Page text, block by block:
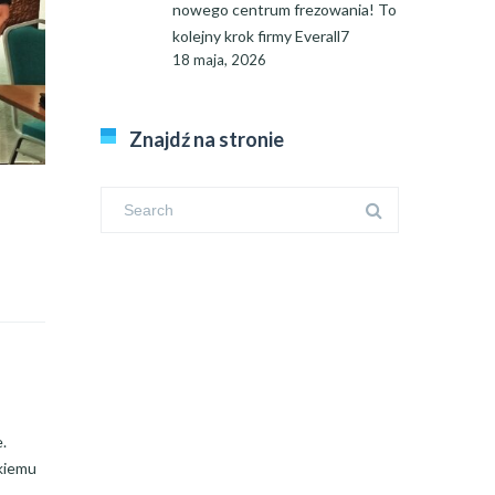
nowego centrum frezowania! To
kolejny krok firmy Everall7
18 maja, 2026
Znajdź na stronie